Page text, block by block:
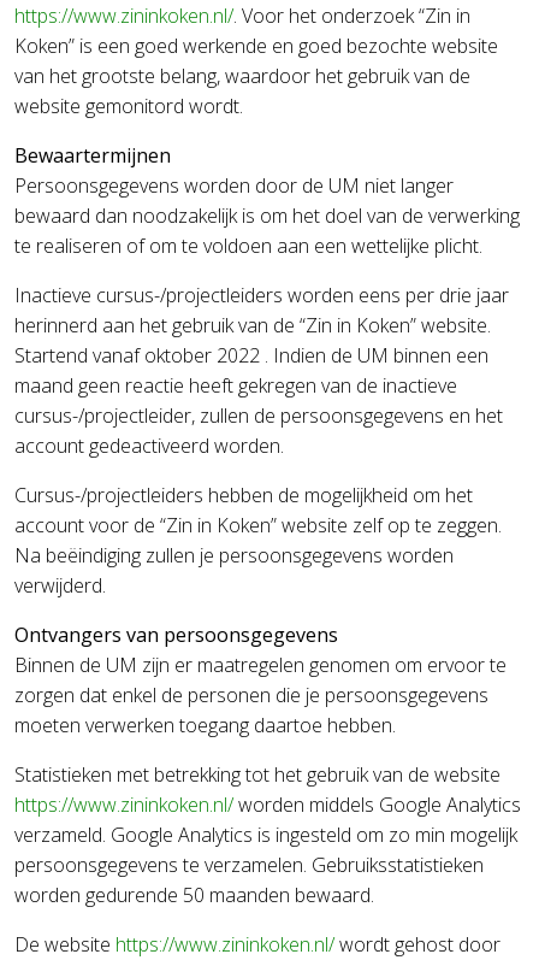
https://www.zininkoken.nl/. Voor het onderzoek “Zin in
Koken” is een goed werkende en goed bezochte website
van het grootste belang, waardoor het gebruik van de
website gemonitord wordt.
Bewaartermijnen
Persoonsgegevens worden door de UM niet langer
bewaard dan noodzakelijk is om het doel van de verwerking
te realiseren of om te voldoen aan een wettelijke plicht.
Inactieve cursus-/projectleiders worden eens per drie jaar
herinnerd aan het gebruik van de “Zin in Koken” website.
Startend vanaf oktober 2022 . Indien de UM binnen een
maand geen reactie heeft gekregen van de inactieve
cursus-/projectleider, zullen de persoonsgegevens en het
account gedeactiveerd worden.
Cursus-/projectleiders hebben de mogelijkheid om het
account voor de “Zin in Koken” website zelf op te zeggen.
Na beëindiging zullen je persoonsgegevens worden
verwijderd.
Ontvangers van persoonsgegevens
Binnen de UM zijn er maatregelen genomen om ervoor te
zorgen dat enkel de personen die je persoonsgegevens
moeten verwerken toegang daartoe hebben.
Statistieken met betrekking tot het gebruik van de website
https://www.zininkoken.nl/worden middels Google Analytics
verzameld. Google Analytics is ingesteld om zo min mogelijk
persoonsgegevens te verzamelen. Gebruiksstatistieken
worden gedurende 50 maanden bewaard.
De website https://www.zininkoken.nl/wordt gehost door